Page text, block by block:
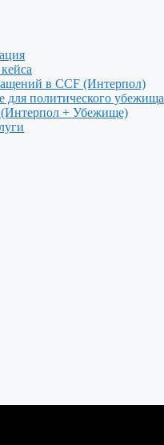
в CCF (Интерпол)
для политического убежища
+ Убежище)